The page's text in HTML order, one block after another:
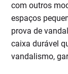
com outros
espaços
prova de
caixa durável
vandalismo,